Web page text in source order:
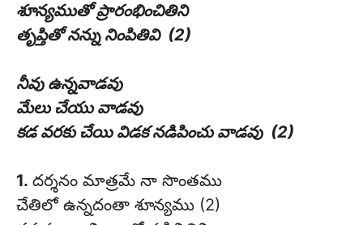
శూన్యముతో ప్రారంభించితిని
తృప్తితో నన్ను నింపితివి (2)
నీవు ఉన్నవాడవు
మేలు చేయు వాడవు
కడ వరకు చేయి విడక నడిపించు వాడవు (2)
1. దర్శనం మాత్రమే నా సొంతము
చేతిలో ఉన్నదంతా శూన్యము (2)